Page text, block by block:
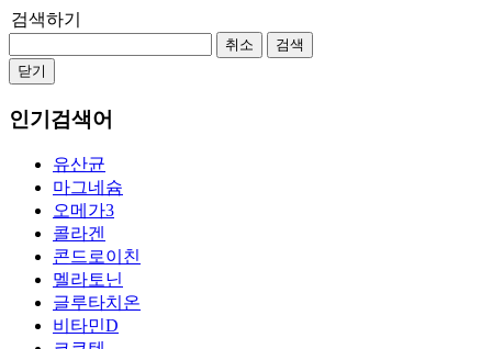
검색하기
취소
검색
닫기
인기검색어
유산균
마그네슘
오메가3
콜라겐
콘드로이친
멜라토닌
글루타치온
비타민D